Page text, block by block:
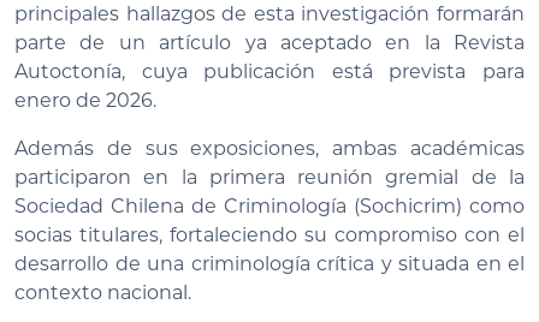
principales hallazgos de esta investigación formarán
parte de un artículo ya aceptado en la Revista
Autoctonía, cuya publicación está prevista para
enero de 2026.
Además de sus exposiciones, ambas académicas
participaron en la primera reunión gremial de la
Sociedad Chilena de Criminología (Sochicrim) como
socias titulares, fortaleciendo su compromiso con el
desarrollo de una criminología crítica y situada en el
contexto nacional.